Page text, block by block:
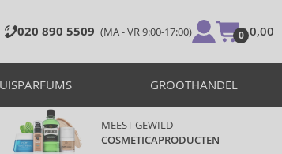
020 890 5509 (MA - VR 9:00-17:00) 0
€ 0,00
GROOTHANDEL
MEEST GEWILD
COSMETICAPRODUCTEN